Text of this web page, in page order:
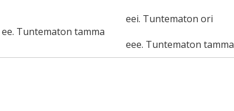
ee. Tuntematon tamma
eei. Tuntematon ori
eee. Tuntematon tamma